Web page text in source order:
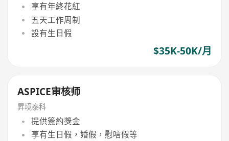
享有年終花紅
五天工作周制
設有生日假
$35K-50K/月
ASPICE审核师
昇境泰科
提供簽約獎金
享有生日假，婚假，慰唁假等